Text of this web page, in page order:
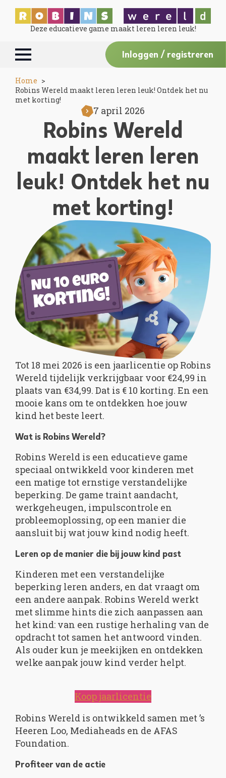
Skip
content
Deze educatieve game maakt leren leren leuk!
Inloggen / registreren
Home
Robins Wereld maakt leren leren leuk! Ontdek het nu
met korting!
7 april 2026
Robins Wereld
maakt leren leren
leuk! Ontdek het nu
met korting!
Tot 18 mei 2026 is een jaarlicentie op Robins
Wereld tijdelijk verkrijgbaar voor €24,99 in
plaats van €34,99. Dat is € 10 korting. En een
mooie kans om te ontdekken hoe jouw
kind het beste leert.
Wat is Robins Wereld?
Robins Wereld is een educatieve game
speciaal ontwikkeld voor kinderen met
een matige tot ernstige verstandelijke
beperking. De game traint aandacht,
werkgeheugen, impulscontrole en
probleemoplossing, op een manier die
aansluit bij wat jouw kind nodig heeft.
Leren op de manier die bij jouw kind past
Kinderen met een verstandelijke
beperking leren anders, en dat vraagt om
een andere aanpak. Robins Wereld werkt
met slimme hints die zich aanpassen aan
het kind: van een rustige herhaling van de
opdracht tot samen het antwoord vinden.
Als ouder kun je meekijken en ontdekken
welke aanpak jouw kind verder helpt.
Koop jaarlicentie
Robins Wereld is ontwikkeld samen met ’s
Heeren Loo, Mediaheads en de AFAS
Foundation.
Profiteer van de actie